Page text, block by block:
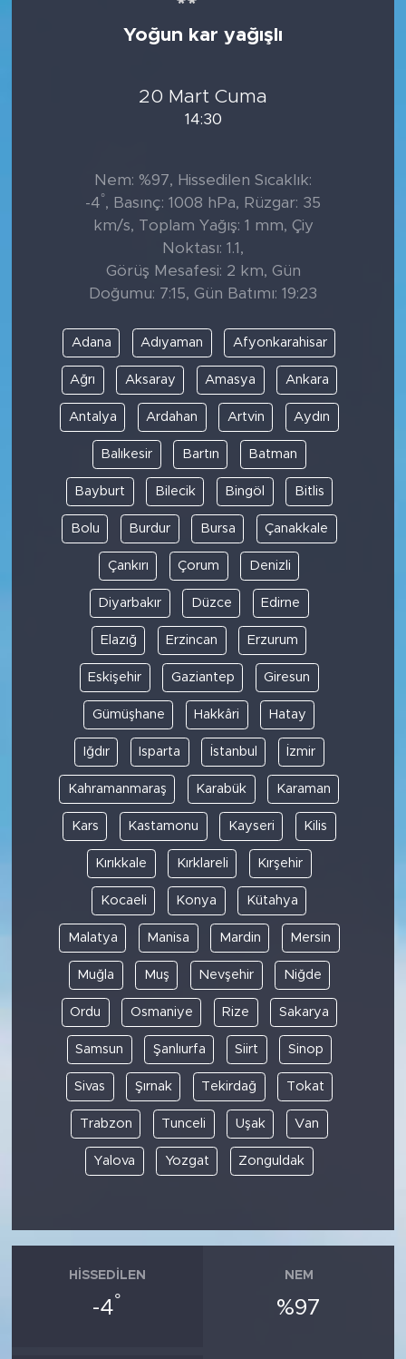
Yoğun kar yağışlı
20 Mart Cuma
14:30
Nem: %97, Hissedilen Sıcaklık:
-4°, Basınç: 1008 hPa, Rüzgar: 35
km/s, Toplam Yağış: 1 mm, Çiy
Noktası: 1.1,
Görüş Mesafesi: 2 km, Gün
Doğumu: 7:15, Gün Batımı: 19:23
Adana Adıyaman Afyonkarahisar
Ağrı Aksaray Amasya Ankara
Antalya Ardahan Artvin Aydın
Balıkesir Bartın Batman
Bayburt Bilecik Bingöl Bitlis
Bolu Burdur Bursa Çanakkale
Çankırı Çorum Denizli
Diyarbakır Düzce Edirne
Elazığ Erzincan Erzurum
Eskişehir Gaziantep Giresun
Gümüşhane Hakkâri Hatay
Iğdır Isparta İstanbul İzmir
Kahramanmaraş Karabük Karaman
Kars Kastamonu Kayseri Kilis
Kırıkkale Kırklareli Kırşehir
Kocaeli Konya Kütahya
Malatya Manisa Mardin Mersin
Muğla Muş Nevşehir Niğde
Ordu Osmaniye Rize Sakarya
Samsun Şanlıurfa Siirt Sinop
Sivas Şırnak Tekirdağ Tokat
Trabzon Tunceli Uşak Van
Yalova Yozgat Zonguldak
HISSEDILEN
-4°
NEM
%97